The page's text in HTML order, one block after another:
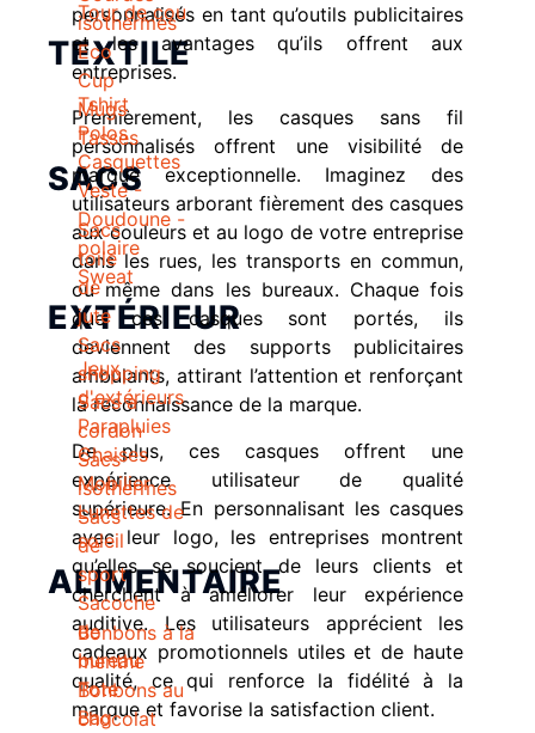
Tour de cou
TEXTILE
Tshirt
Polos
Casquettes
Veste -
Doudoune -
polaire
Sweat
EXTÉRIEUR
Jeux
d'extérieurs
Parapluies
Chaises
Mobilier
Lunettes de
soleil
ALIMENTAIRE
Bonbons à la
menthe
Bonbons au
chocolat
isothermes
Eco
Cup
Mugs
Tasses
SACS
Sacs
toile
de
jute
Sacs
shopping
Sacs à
cordon
Sacs
isothermes
Sacs
de
sport
Sacoche
de
bureau
Tote
Bag
personnalisés en tant qu’outils publicitaires
et les avantages qu’ils offrent aux
entreprises.
Premièrement, les casques sans fil
personnalisés offrent une visibilité de
marque exceptionnelle. Imaginez des
utilisateurs arborant fièrement des casques
aux couleurs et au logo de votre entreprise
dans les rues, les transports en commun,
ou même dans les bureaux. Chaque fois
que ces casques sont portés, ils
deviennent des supports publicitaires
ambulants, attirant l’attention et renforçant
la reconnaissance de la marque.
De plus, ces casques offrent une
expérience utilisateur de qualité
supérieure. En personnalisant les casques
avec leur logo, les entreprises montrent
qu’elles se soucient de leurs clients et
cherchent à améliorer leur expérience
auditive. Les utilisateurs apprécient les
cadeaux promotionnels utiles et de haute
qualité, ce qui renforce la fidélité à la
marque et favorise la satisfaction client.